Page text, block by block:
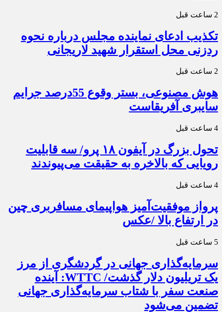
2 ساعت قبل
تکذیب ادعای نماینده مجلس درباره نحوه
ردزنی محل استقرار شهید لاریجانی
2 ساعت قبل
هوش مصنوعی، بستر وقوع 55درصد جرایم
سایبری آفریقاست
4 ساعت قبل
تحول بزرگ در آیفون ۱۸ پرو/ سه قابلیت
رویایی که بالاخره به حقیقت می‌پیوندند
4 ساعت قبل
پرواز موفقیت‌آمیز هواپیمای مسافربری چین
در ارتفاع بالا /عکس
5 ساعت قبل
سرمایه‌گذاری جهانی در گردشگری از مرز
یک تریلیون دلار گذشت/ WTTC: آینده
صنعت سفر با شتاب سرمایه‌گذاری جهانی
تضمین می‌شود